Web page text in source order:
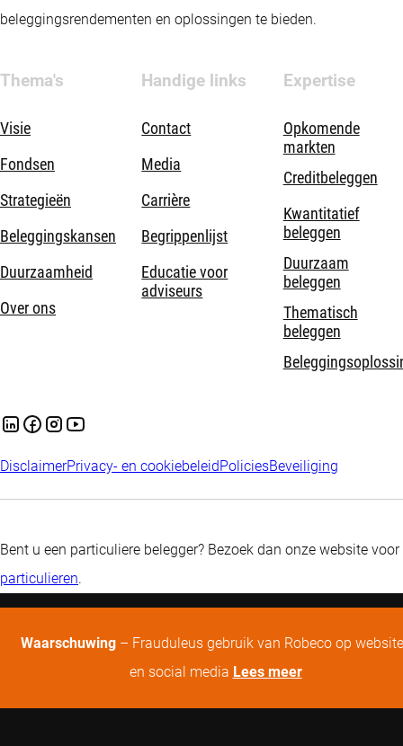
beleggingsrendementen en oplossingen te bieden.
Thema's
Visie
Fondsen
Strategieën
Beleggingskansen
Duurzaamheid
Over ons
Handige links
Contact
Media
Carrière
Begrippenlijst
Educatie voor
adviseurs
Expertise
Opkomende
markten
Creditbeleggen
Kwantitatief
beleggen
Duurzaam
beleggen
Thematisch
beleggen
DisclaimerPrivacy- en cookiebeleidPoliciesBeveiliging
Bent u een particuliere belegger? Bezoek dan onze website voor
particulieren.
Waarschuwing – Frauduleus gebruik van Robeco op
en social media Lees meer